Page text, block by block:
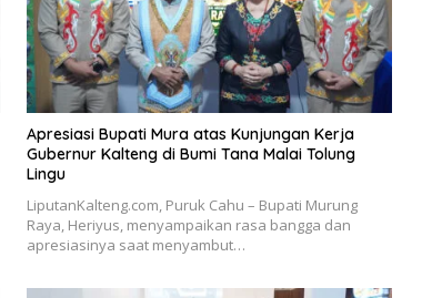
Apresiasi Bupati Mura atas Kunjungan Kerja
Gubernur Kalteng di Bumi Tana Malai Tolung
Lingu
LiputanKalteng.com, Puruk Cahu – Bupati Murung
Raya, Heriyus, menyampaikan rasa bangga dan
apresiasinya saat menyambut…